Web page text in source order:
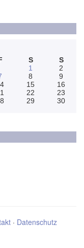
S
S
1
2
8
9
15
16
22
23
29
30
· Datenschutz